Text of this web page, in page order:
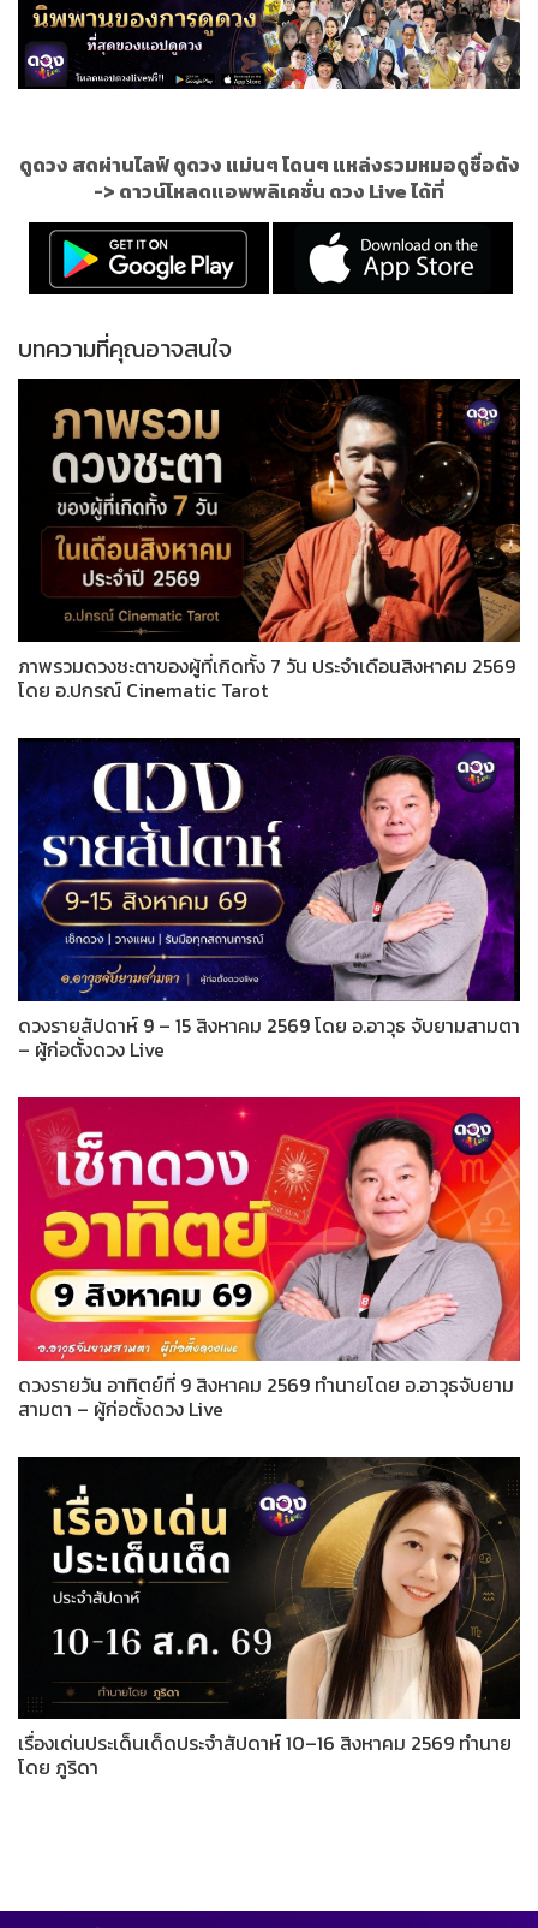
ดูดวง สดผ่านไลฟ์ ดูดวง แม่นๆ โดนๆ แหล่งรวมหมอดูชื่อดัง
-> ดาวน์โหลดแอพพลิเคชั่น ดวง Live ได้ที่
บทความที่คุณอาจสนใจ
ภาพรวมดวงชะตาของผู้ที่เกิดทั้ง 7 วัน ประจำเดือนสิงหาคม 2569
โดย อ.ปกรณ์ Cinematic Tarot
ดวงรายสัปดาห์ 9 – 15 สิงหาคม 2569 โดย อ.อาวุธ จับยามสามตา
– ผู้ก่อตั้งดวง Live
ดวงรายวัน อาทิตย์ที่ 9 สิงหาคม 2569 ทำนายโดย อ.อาวุธจับยาม
สามตา – ผู้ก่อตั้งดวง Live
เรื่องเด่นประเด็นเด็ดประจำสัปดาห์ 10–16 สิงหาคม 2569 ทำนาย
โดย ภูริดา